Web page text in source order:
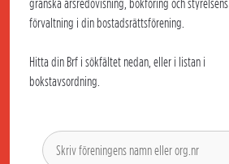
granska årsredovisning, bokföring och styrelsens
förvaltning i din bostadsrättsförening.
Hitta din Brf i sökfältet nedan, eller i listan i
bokstavsordning.